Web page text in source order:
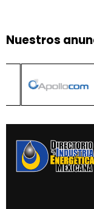
Nuestros